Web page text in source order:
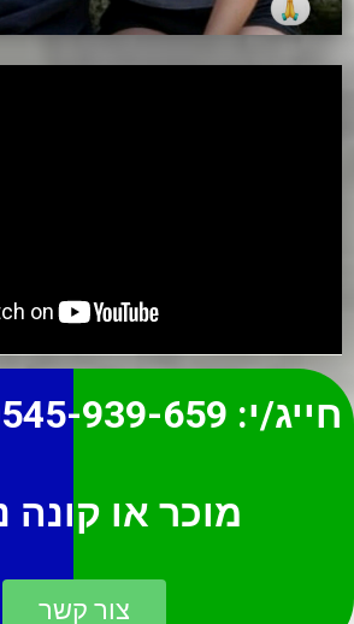
חייג/י:
מוכר או קונה
צור קשר